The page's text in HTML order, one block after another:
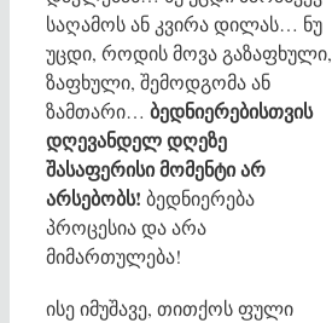
საღამოს ან კვირა დილას… ნუ
უცდი, როდის მოვა გაზაფხული,
ზაფხული, შემოდგომა ან
ზამთარი… ბედნიერებისთვის
დღევანდელ დღეზე
შასაფერისი მომენტი არ
არსებობს! ბედნიერება
პროცესია და არა
მიმართულება!
ისე იმუშავე, თითქოს ფული